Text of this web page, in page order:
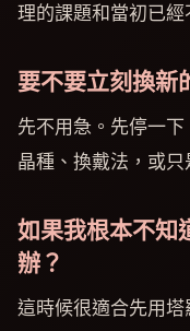
理的課題和當初已經
要不要立刻換新
先不用急。先停一
晶種、換戴法，或只
如果我根本不知
辦？
這時候很適合先用